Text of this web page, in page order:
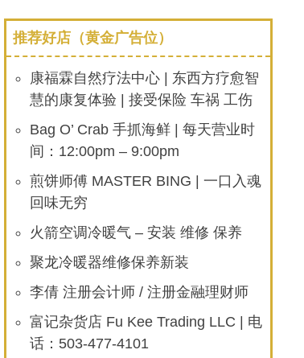
推荐好店（黄金广告位）
康福霖自然疗法中心 | 东西方疗愈智
慧的康复体验 | 接受保险 车祸 工伤
Bag O’ Crab 手抓海鲜 | 每天营业时
间：12:00pm – 9:00pm
煎饼师傅 MASTER BING | 一口入魂
回味无穷
火箭空调冷暖气 – 安装 维修 保养
聚龙冷暖器维修保养新装
李倩 注册会计师 / 注册金融理财师
富记杂货店 Fu Kee Trading LLC | 电
话：503-477-4101